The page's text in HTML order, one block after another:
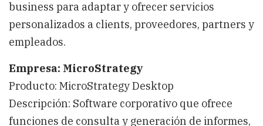
business para adaptar y ofrecer servicios
personalizados a clients, proveedores, partners y
empleados.
Empresa: MicroStrategy
Producto: MicroStrategy Desktop
Descripción: Software corporativo que ofrece
funciones de consulta y generación de informes,